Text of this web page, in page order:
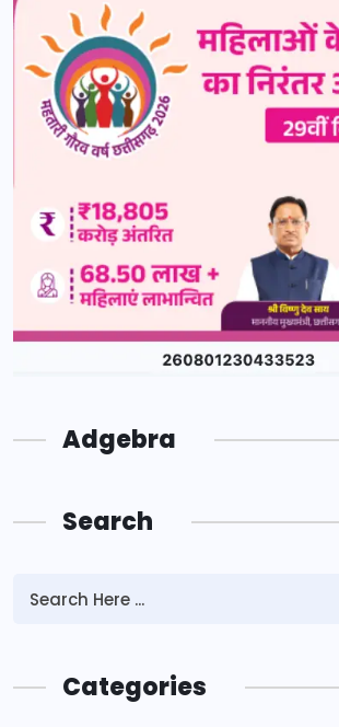
Adgebra
Search
Categories